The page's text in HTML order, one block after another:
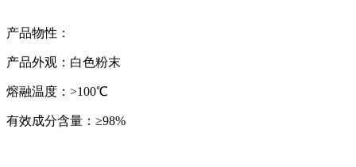
产品物性：
产品外观：白色粉末
熔融温度：>100℃
有效成分含量：≥98%